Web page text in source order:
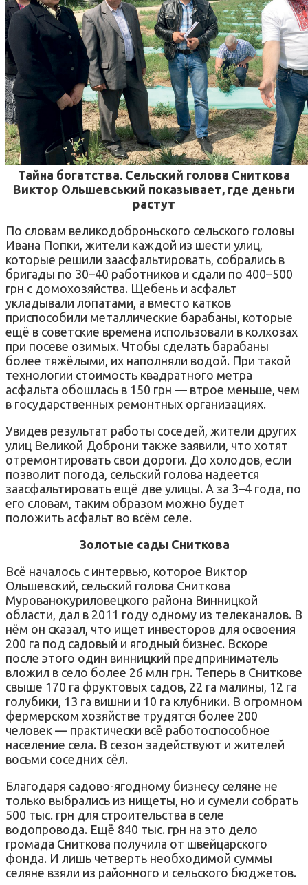
Тайна богатства. Сельский голова Сниткова
Виктор Ольшевський показывает, где деньги
растут
По словам великодоброньского сельского головы
Ивана Попки, жители каждой из шести улиц,
которые решили заасфальтировать, собрались в
бригады по 30–40 работников и сдали по 400–500
грн с домохозяйства. Щебень и асфальт
укладывали лопатами, а вместо катков
приспособили металлические барабаны, которые
ещё в советские времена использовали в колхозах
при посеве озимых. Чтобы сделать барабаны
более тяжёлыми, их наполняли водой. При такой
технологии стоимость квадратного метра
асфальта обошлась в 150 грн — втрое меньше, чем
в государственных ремонтных организациях.
Увидев результат работы соседей, жители других
улиц Великой Доброни также заявили, что хотят
отремонтировать свои дороги. До холодов, если
позволит погода, сельский голова надеется
заасфальтировать ещё две улицы. А за 3–4 года, по
его словам, таким образом можно будет
положить асфальт во всём селе.
Золотые сады Сниткова
Всё началось с интервью, которое Виктор
Ольшевский, сельский голова Сниткова
Мурованокуриловецкого района Винницкой
области, дал в 2011 году одному из телеканалов. В
нём он сказал, что ищет инвесторов для освоения
200 га под садовый и ягодный бизнес. Вскоре
после этого один винницкий предприниматель
вложил в село более 26 млн грн. Теперь в Сниткове
свыше 170 га фруктовых садов, 22 га малины, 12 га
голубики, 13 га вишни и 10 га клубники. В огромном
фермерском хозяйстве трудятся более 200
человек — практически всё работоспособное
население села. В сезон задействуют и жителей
восьми соседних сёл.
Благодаря садово-ягодному бизнесу селяне не
только выбрались из нищеты, но и сумели собрать
500 тыс. грн для строительства в селе
водопровода. Ещё 840 тыс. грн на это дело
громада Сниткова получила от швейцарского
фонда. И лишь четверть необходимой суммы
селяне взяли из районного и сельского бюджетов.